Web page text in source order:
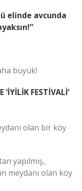
elinde avcunda
büyük!
FESTİVALİ’
olan bir köy
yapılmış,
meydanı olan köy